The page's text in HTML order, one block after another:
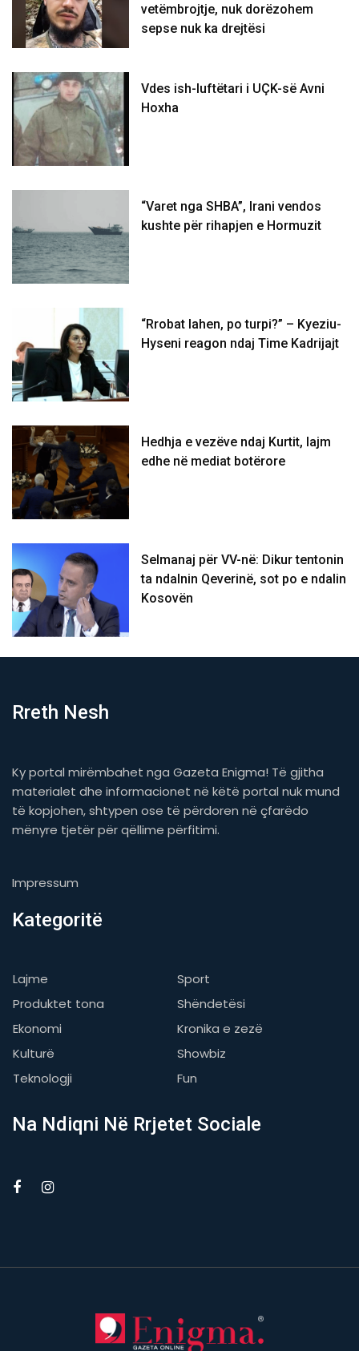
vetëmbrojtje, nuk dorëzohem
sepse nuk ka drejtësi
Vdes ish-luftëtari i UÇK-së Avni
Hoxha
“Varet nga SHBA”, Irani vendos
kushte për rihapjen e Hormuzit
“Rrobat lahen, po turpi?” – Kyeziu-
Hyseni reagon ndaj Time Kadrijajt
Hedhja e vezëve ndaj Kurtit, lajm
edhe në mediat botërore
Selmanaj për VV-në: Dikur tentonin
ta ndalnin Qeverinë, sot po e ndalin
Kosovën
Rreth Nesh
Ky portal mirëmbahet nga Gazeta Enigma! Të gjitha
materialet dhe informacionet në këtë portal nuk mund
të kopjohen, shtypen ose të përdoren në çfarëdo
mënyre tjetër për qëllime përfitimi.
Impressum
Kategoritë
Lajme
Sport
Produktet tona
Shëndetësi
Ekonomi
Kronika e zezë
Kulturë
Showbiz
Teknologji
Fun
Na Ndiqni Në Rrjetet Sociale